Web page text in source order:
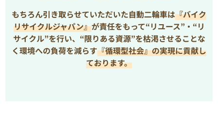
もちろん引き取らせていただいた自動二輪車は『バイク
リサイクルジャパン』が責任をもって“リユース”・“リ
サイクル”を行い、 “限りある資源”を枯渇させることな
く環境への負荷を減らす『循環型社会』の実現に貢献し
ております。